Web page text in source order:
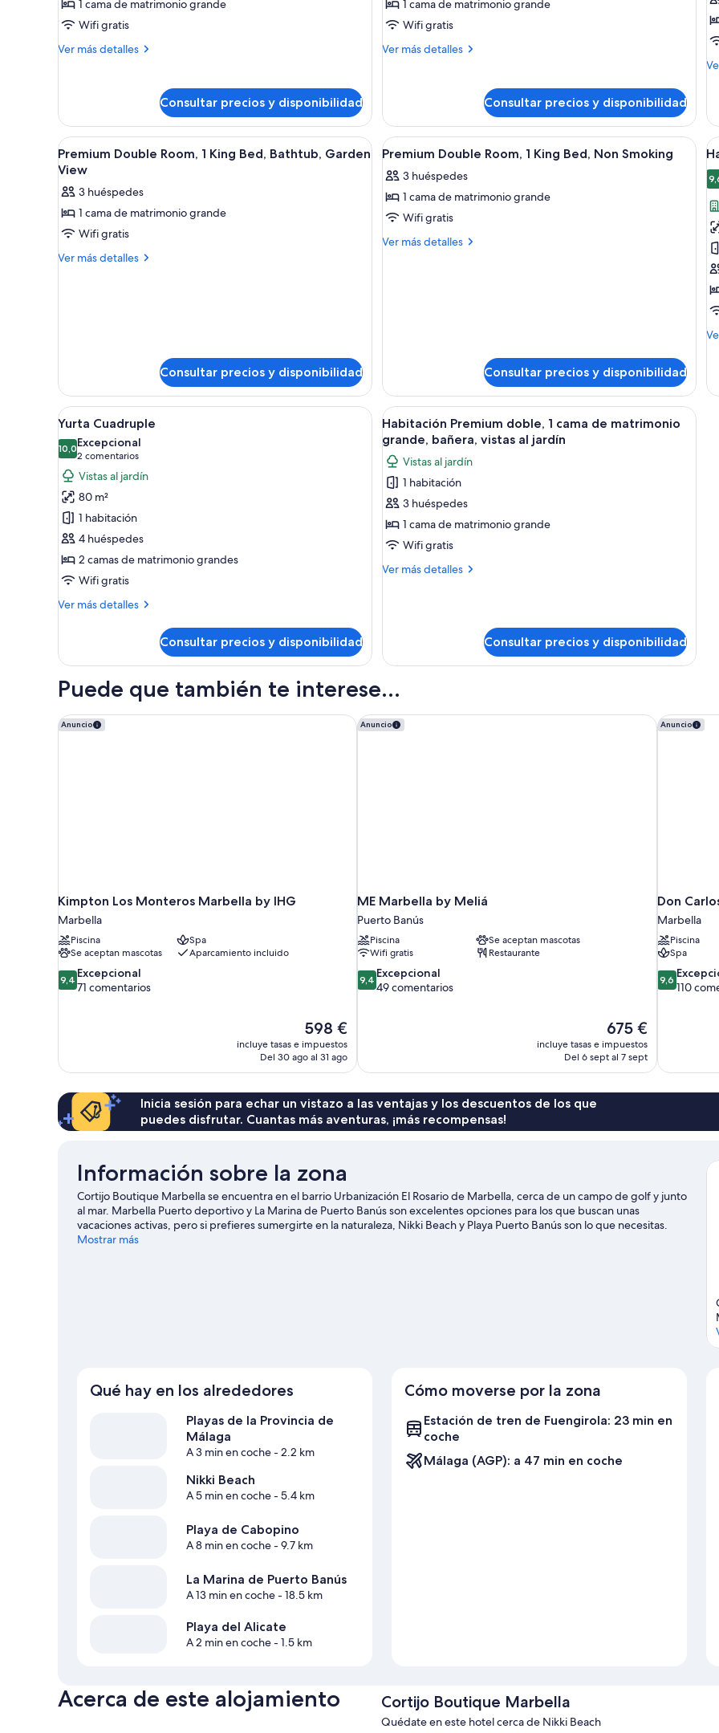
bañera
de
hidromasaje
1 cama de matrimonio grande
Wifi gratis
Ver más detalles
Más
superior,
bañera
de
hidromasaje
Consultar precios y disponibilidad
bañera
de
hidromasaje
1 cama de matrimonio grande
Wifi gratis
Ver más detalles
Más
superior,
bañera
de
Consultar precios y disponibilidad
1
1
de
no
Abrir
todas
las
fotos
de
Premium
Double
View
Un dormitorio con una cama grande, una araña, un ventanal con una persiana abierta y un cuadro de un
16
Premium Double Room, 1 King Bed, Bathtub, Garden
View
3 huéspedes
1 cama de matrimonio grande
Wifi gratis
Ver más detalles
Más
Bathtub,
Garden
View
Consultar precios y disponibilidad
Abrir
todas
las
fotos
de
Premium
Una habitación con cama con dosel,
6
Premium Double Room, 1 King Bed, Non Smoking
3 huéspedes
1 cama de matrimonio grande
Wifi gratis
Ver más detalles
Más
Smoking
Consultar precios y disponibilidad
Abrir
todas
las
fotos
de
Yurta
Cuadruple
Una habitación amplia y luminosa con una cama grande, un aparador de madera y una lámpara colgante.
50
Yurta Cuadruple
10,010,0 de 10
Excepcional
2 comentarios
(2 comentarios)
Vistas al jardín
80 m²
1 habitación
4 huéspedes
2 camas de matrimonio grandes
Wifi gratis
Ver más detalles
Más
Cuadruple
Consultar precios y disponibilidad
Abrir
todas
las
fotos
de
Habitación
Premium
doble,
1
bañera,
al
jardín
Un dormitorio con una cama grande,
16
Habitación Premium doble, 1 cama de matrimonio
grande, bañera, vistas al jardín
Vistas al jardín
1 habitación
3 huéspedes
1 cama de matrimonio grande
Wifi gratis
Ver más detalles
Más
1
cama
matrimonio
grande,
bañera,
Consultar precios y disponibilidad
Puede que también te interese...
Anuncio
Kimpton Los Monteros Marbella by IHG
Marbella
Piscina
Spa
Se aceptan mascotas
Aparcamiento incluido
9.4
sobre
9,4 Excepcional
71 comentarios
El
precio
actual
598 €
598 €
incluye tasas e impuestos
Del 30 ago al 31 ago
Kimpton Los Monteros Marbella by IHG Anuncio
ME Marbella by Meliá
Puerto Banús
Piscina
Se aceptan mascotas
Wifi gratis
Restaurante
9.4
sobre
9,4 Excepcional
49 comentarios
El
precio
actual
675 €
675 €
incluye tasas e impuestos
Del 6 sept al 7 sept
ME Marbella by Meliá Anuncio
Don
Marbella
Piscina
Spa
9.6
sobre
9,6
110
Don
Inicia sesión para echar un vistazo a las ventajas y los descuentos de los que
puedes disfrutar. Cuantas más aventuras, ¡más recompensas!
Información sobre la zona
Cortijo Boutique Marbella se encuentra en el barrio Urbanización El Rosario de Marbella, cerca de un campo de golf y junto
al mar. Marbella Puerto deportivo y La Marina de Puerto Banús son excelentes opciones para los que buscan unas
vacaciones activas, pero si prefieres sumergirte en la naturaleza, Nikki Beach y Playa Puerto Banús son lo que necesitas.
Playa de El Pinillo y Bulevar San Pedro Alcántara también merecen la pena. Te encantará explorar la zona y vivir aventuras
Mostrar más
Qué hay en los alrededores
Playas de la Provincia de
Málaga
A 3 min en coche- 2.2 km
Nikki Beach
A 5 min en coche- 5.4 km
Playa de Cabopino
A 8 min en coche- 9.7 km
La Marina de Puerto Banús
A 13 min en coche- 18.5 km
Playa del Alicate
A 2 min en coche- 1.5 km
Cómo moverse por la zona
Estación de tren de Fuengirola: 23 min en
coche
Málaga (AGP): a 47 min en coche
Acerca de este alojamiento Cortijo Boutique Marbella
Quédate en este hotel cerca de Nikki Beach